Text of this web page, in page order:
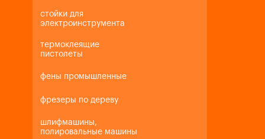
стойки для
электроинструмента
термоклеящие
пистолеты
фены промышленные
фрезеры по дереву
шлифмашины,
полировальные машины